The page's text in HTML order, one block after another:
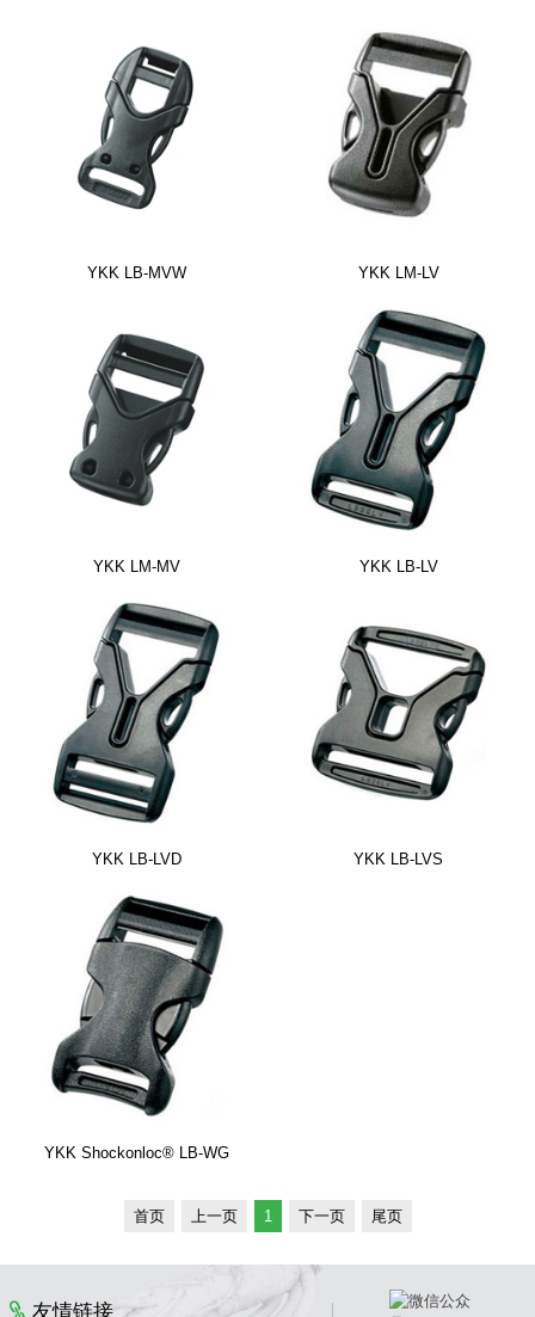
YKK LB-MVW YKK LM-LV
YKK LM-MV YKK LB-LV
YKK LB-LVD YKK LB-LVS
YKK Shockonloc® LB-WG
首页 上一页 1 下一页 尾页
友情链接